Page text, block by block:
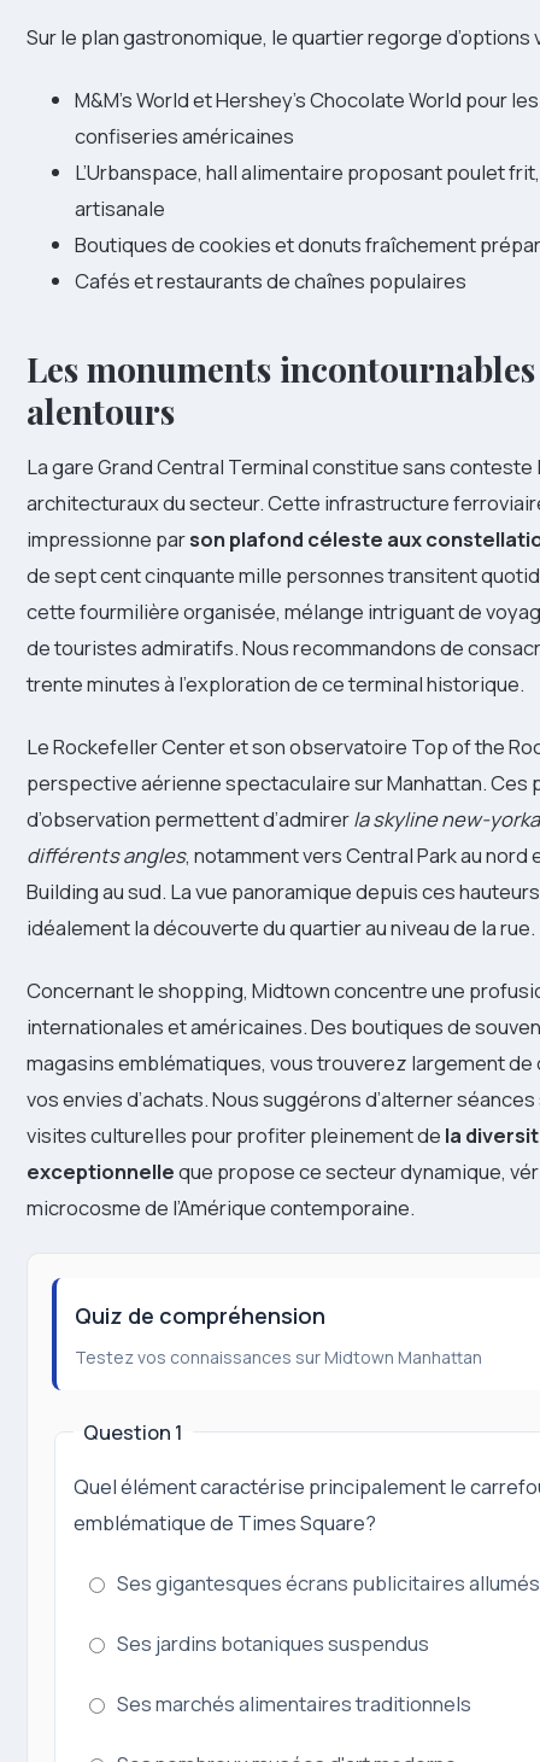
Sur le plan gastronomique, le quartier regorge d’options
M&M’s World et Hershey’s Chocolate World pour
confiseries américaines
L’Urbanspace, hall alimentaire proposant poulet
artisanale
Boutiques de cookies et donuts fraîchement
Cafés et restaurants de chaînes populaires
Les monuments
alentours
La gare Grand Central Terminal constitue sans conteste
architecturaux du secteur. Cette infrastructure
impressionne parson plafond céleste aux
de sept cent cinquante mille personnes transitent
cette fourmilière organisée, mélange intriguant de
de touristes admiratifs. Nous recommandons de
trente minutes à l’exploration de ce terminal historique.
Le Rockefeller Center et son observatoire Top of the
perspective aérienne spectaculaire sur Manhattan. Ces
d’observation permettent d’admirerla skyline new-
différents angles, notamment vers Central Park au nord
Building au sud. La vue panoramique depuis ces
idéalement la découverte du quartier au niveau de la rue.
Concernant le shopping, Midtown concentre une
internationales et américaines. Des boutiques de
magasins emblématiques, vous trouverez largement
vos envies d’achats. Nous suggérons d’alterner
visites culturelles pour profiter pleinement de la
exceptionnelleque propose ce secteur dynamique,
microcosme de l’Amérique contemporaine.
Quiz de compréhension
Testez vos connaissances sur Midtown Manhattan
Question 1
Quel élément caractérise principalement le
emblématique de Times Square?
Ses gigantesques écrans publicitaires
Ses jardins botaniques suspendus
Ses marchés alimentaires traditionnels